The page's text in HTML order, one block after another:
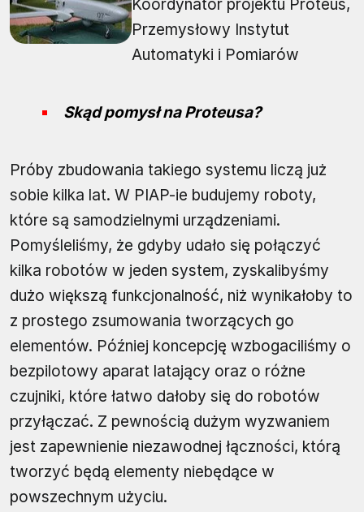
Koordynator projektu Proteus,
Przemysłowy Instytut
Automatyki i Pomiarów
Skąd pomysł na Proteusa?
Próby zbudowania takiego systemu liczą już
sobie kilka lat. W PIAP-ie budujemy roboty,
które są samodzielnymi urządzeniami.
Pomyśleliśmy, że gdyby udało się połączyć
kilka robotów w jeden system, zyskalibyśmy
dużo większą funkcjonalność, niż wynikałoby to
z prostego zsumowania tworzących go
elementów. Później koncepcję wzbogaciliśmy o
bezpilotowy aparat latający oraz o różne
czujniki, które łatwo dałoby się do robotów
przyłączać. Z pewnością dużym wyzwaniem
jest zapewnienie niezawodnej łączności, którą
tworzyć będą elementy niebędące w
powszechnym użyciu.